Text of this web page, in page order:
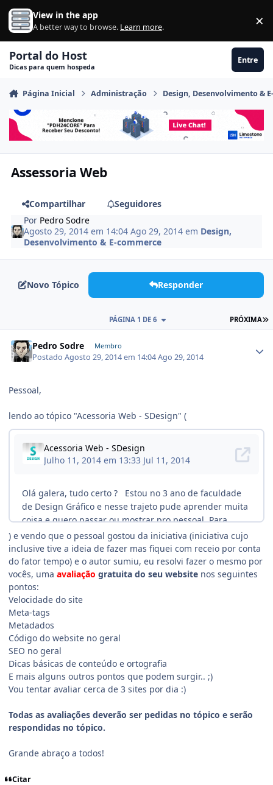
Ir para conteúdo
View in the app
A better way to browse. Learn more. ×
Portal do Host
Dicas para quem hospeda
Entre
Página Inicial Administração Design, Desenvolvimento &
Assessoria Web
Compartilhar
Seguidores
Por Pedro Sodre
Agosto 29, 2014 em 14:04Ago 29, 2014 em Design,
Desenvolvimento & E-commerce
Novo Tópico Responder
PRÓXIMA
PÁGINA 1 DE 6
Pedro Sodre Membro
PostadoAgosto 29, 2014 em 14:04Ago 29, 2014
Pessoal,
lendo ao tópico "Acessoria Web - SDesign" (
) e vendo que o pessoal gostou da iniciativa (iniciativa cujo
inclusive tive a ideia de fazer mas fiquei com receio por conta
do fator tempo) e o autor sumiu, eu resolvi fazer o mesmo por
vocês, uma avaliação gratuita do seu website nos seguintes
pontos:
Velocidade do site
Meta-tags
Metadados
Código do website no geral
SEO no geral
Dicas básicas de conteúdo e ortografia
E mais alguns outros pontos que podem surgir.. ;)
Vou tentar avaliar cerca de 3 sites por dia :)
Todas as avaliações deverão ser pedidas no tópico e serão
respondidas no tópico.
Grande abraço a todos!
Citar